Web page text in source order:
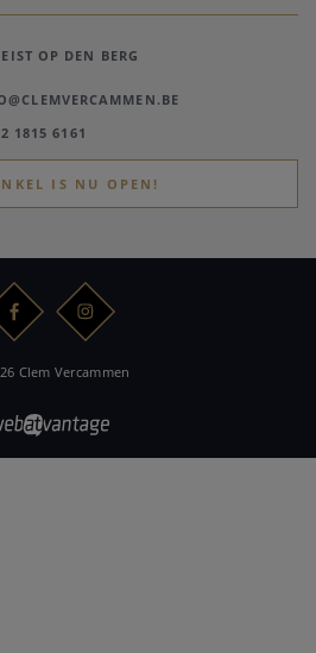
OP DEN BERG
1815 6161
IS NU OPEN!
Clem Vercammen